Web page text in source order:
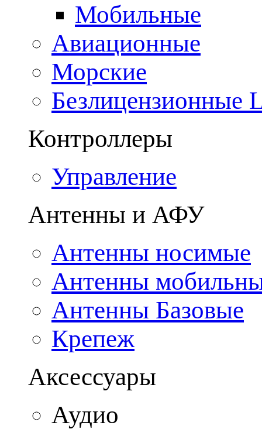
Мобильные
Авиационные
Морские
Безлицензионные
Контроллеры
Управление
Антенны и АФУ
Антенны носимые
Антенны
Антенны Базовые
Крепеж
Аксессуары
Аудио